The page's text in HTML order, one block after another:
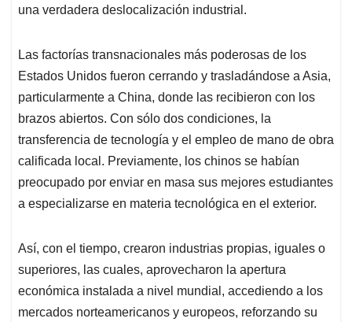
una verdadera deslocalización industrial.
Las factorías transnacionales más poderosas de los
Estados Unidos fueron cerrando y trasladándose a Asia,
particularmente a China, donde las recibieron con los
brazos abiertos. Con sólo dos condiciones, la
transferencia de tecnología y el empleo de mano de obra
calificada local. Previamente, los chinos se habían
preocupado por enviar en masa sus mejores estudiantes
a especializarse en materia tecnológica en el exterior.
Así, con el tiempo, crearon industrias propias, iguales o
superiores, las cuales, aprovecharon la apertura
económica instalada a nivel mundial, accediendo a los
mercados norteamericanos y europeos, reforzando su